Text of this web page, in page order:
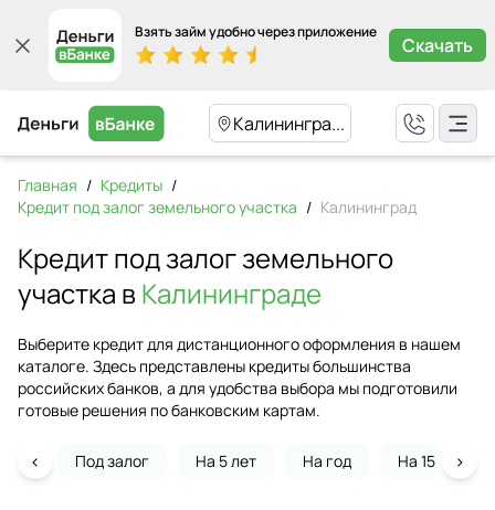
Взять займ удобно через приложение
Скачать
Калинингра...
Главная / Кредиты /
Кредит под залог земельного участка / Калининград
Кредит под залог земельного
участка вКалининграде
Выберите кредит для дистанционного оформления в нашем
каталоге. Здесь представлены кредиты большинства
российских банков, а для удобства выбора мы подготовили
готовые решения по банковским картам.
Под залог На 5 лет На год На 15 лет
‹ ›